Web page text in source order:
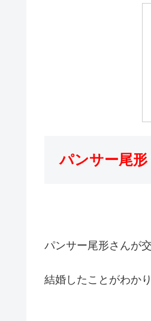
パンサー尾形
パンサー尾形さんが
結婚したことがわかり